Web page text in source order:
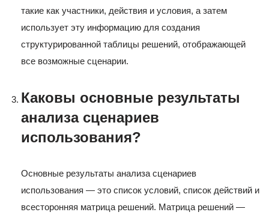
такие как участники, действия и условия, а затем
использует эту информацию для создания
структурированной таблицы решений, отображающей
все возможные сценарии.
Каковы основные результаты
анализа сценариев
использования?
Основные результаты анализа сценариев
использования — это список условий, список действий и
всесторонняя матрица решений. Матрица решений —